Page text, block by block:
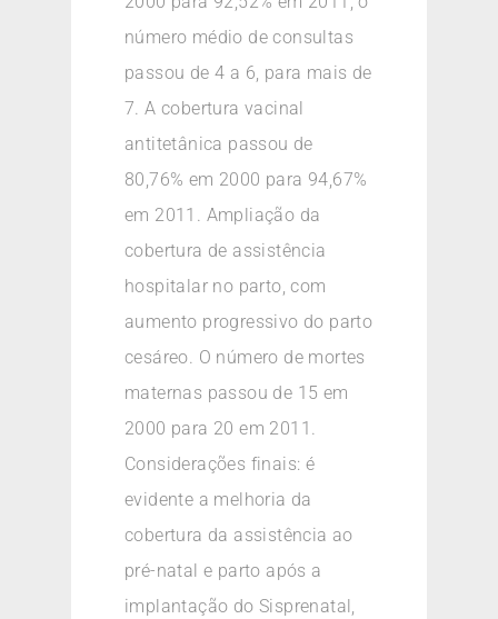
número médio de consultas
passou de 4 a 6, para mais de
7. A cobertura vacinal
antitetânica passou de
80,76% em 2000 para 94,67%
em 2011. Ampliação da
cobertura de assistência
hospitalar no parto, com
aumento progressivo do parto
cesáreo. O número de mortes
maternas passou de 15 em
2000 para 20 em 2011.
Considerações finais: é
evidente a melhoria da
cobertura da assistência ao
pré-natal e parto após a
implantação do Sisprenatal,